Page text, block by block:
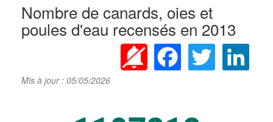
Nombre de canards, oies et
poules d'eau recensés en 2013
Facebook Twitter
Mis à jour : 05/05/2026